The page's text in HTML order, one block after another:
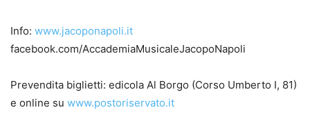
Info: www.jacoponapoli.it
facebook.com/AccademiaMusicaleJacopoNapoli
Prevendita biglietti: edicola Al Borgo (Corso Umberto I, 81)
e online su www.postoriservato.it